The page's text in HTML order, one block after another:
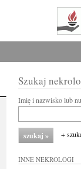
Szukaj
Imię i nazwisko lub
+
INNE NEKROLOGI